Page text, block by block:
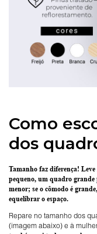
Como
dos
Tamanho faz diferença! Leve
pequeno, um quadro grande
menor; se o cômodo é
equelibrar o espaço.
Repare no tamanho dos
(imagem abaixo) e à